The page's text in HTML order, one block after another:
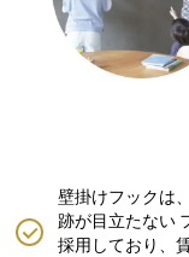
壁掛けフックは
跡が目立たない
採用しており、